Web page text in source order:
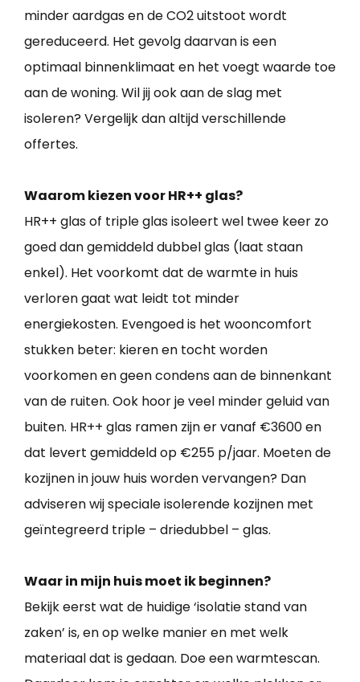
minder aardgas en de CO2 uitstoot wordt
gereduceerd. Het gevolg daarvan is een
optimaal binnenklimaat en het voegt waarde toe
aan de woning. Wil jij ook aan de slag met
isoleren? Vergelijk dan altijd verschillende
offertes.
Waarom kiezen voor HR++ glas?
HR++ glas of triple glas isoleert wel twee keer zo
goed dan gemiddeld dubbel glas (laat staan
enkel). Het voorkomt dat de warmte in huis
verloren gaat wat leidt tot minder
energiekosten. Evengoed is het wooncomfort
stukken beter: kieren en tocht worden
voorkomen en geen condens aan de binnenkant
van de ruiten. Ook hoor je veel minder geluid van
buiten. HR++ glas ramen zijn er vanaf €3600 en
dat levert gemiddeld op €255 p/jaar. Moeten de
kozijnen in jouw huis worden vervangen? Dan
adviseren wij speciale isolerende kozijnen met
geïntegreerd triple – driedubbel – glas.
Waar in mijn huis moet ik beginnen?
Bekijk eerst wat de huidige ‘isolatie stand van
zaken’ is, en op welke manier en met welk
materiaal dat is gedaan. Doe een warmtescan.